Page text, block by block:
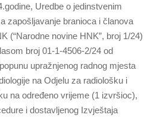
Uredbe o jedinstvenim
zapošljavanje branioca i članova
(“Narodne novine HNK”, broj 1/24)
broj 01-1-4506-2/24 od
upražnjenog radnog mjesta
na Odjelu za radiološku i
na određeno vrijeme (1 izvršioc),
i dostavljenog Izvještaja